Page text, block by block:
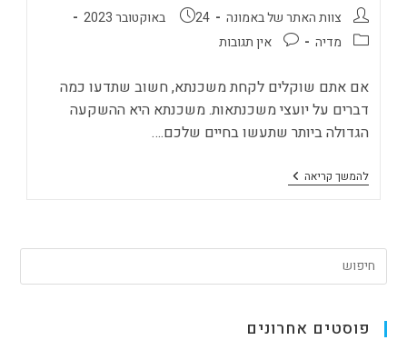
מחבר:צוות האתר של באמונה פורסם:
24 באוקטובר 2023
קטגוריה:מדיה תגובות:אין תגובות
אם אתם שוקלים לקחת משכנתא, חשוב שתדעו כמה
דברים על יועצי משכנתאות. משכנתא היא ההשקעה
הגדולה ביותר שתעשו בחיים שלכם.…
להמשך קריאהחמישה
דברים
על
פוסטים אחרונים